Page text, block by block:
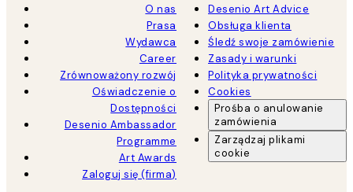
O nas
Prasa
Wydawca
Career
Zrównoważony rozwój
Oświadczenie o
Dostępności
Desenio Ambassador
Programme
Art Awards
Zaloguj się (firma)
Desenio Art Advice
Obsługa klienta
Śledź swoje zamówienie
Zasady i warunki
Polityka prywatności
Cookies
Prośba o anulowanie
zamówienia
Zarządzaj plikami
cookie